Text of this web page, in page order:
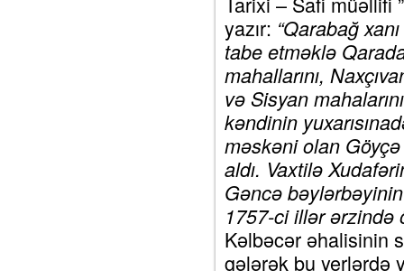
yazır: “Qarabağ
tabe etməklə
mahallarını,
və Sisyan
kəndinin
məskəni olan
aldı. Vaxtilə
Gəncə
1757-ci illər ərzində
Kəlbəcər əhalisinin
gələrək bu yerlərdə